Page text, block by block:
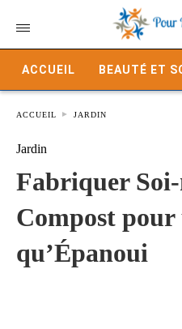
ACCUEIL BEAUTÉ ET
ACCUEIL JARDIN
Jardin
Fabriquer Soi-
Compost
qu’Épanoui